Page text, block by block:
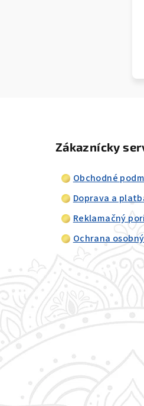
Zákaznícky
Obchodné
Doprava a
Reklamačný
Ochrana